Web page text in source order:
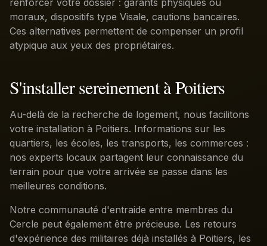
renforcer votre dossier : garants physiques ou
moraux, dispositifs type Visale, cautions bancaires.
Ces alternatives permettent de compenser un profil
atypique aux yeux des propriétaires.
S'installer sereinement à Poitiers
Au-delà de la recherche de logement, nous facilitons
votre installation à Poitiers. Informations sur les
quartiers, les écoles, les transports, les commerces :
nos experts locaux partagent leur connaissance du
terrain pour que votre arrivée se passe dans les
meilleures conditions.
Notre communauté d'entraide entre membres du
Cercle peut également être précieuse. Les retours
d'expérience des militaires déjà installés à Poitiers, les